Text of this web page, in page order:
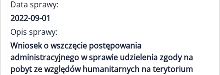
Data sprawy:
2022-09-01
Opis sprawy:
Wniosek o wszczęcie postępowania
administracyjnego w sprawie udzielenia zgody na
pobyt ze względów humanitarnych na terytorium